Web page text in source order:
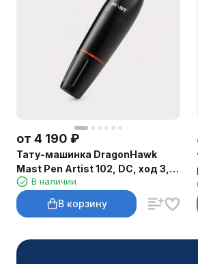
от 4 190 ₽
Тату-машинка DragonHawk
Mast Pen Artist 102, DC, ход 3,5
ммВ наличии
В корзину